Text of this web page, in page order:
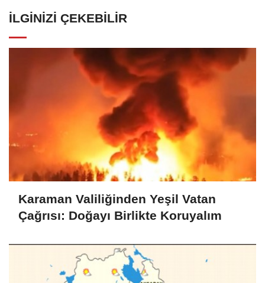
İLGINIZI ÇEKEBILIR
Karaman Valiliğinden Yeşil Vatan
Çağrısı: Doğayı Birlikte Koruyalım